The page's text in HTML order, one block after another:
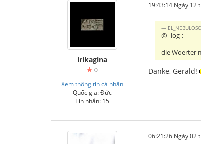
irikagina
0
Xem thông tin cá nhân
Quốc gia: Đức
Tin nhắn: 15
19:43:14 Ngày 12
@ -log-:
die Woerter
Danke, Gerald!
06:21:26 Ngày 02